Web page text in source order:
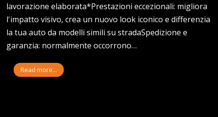
lavorazione elaborata*Prestazioni eccezionali: migliora
l'impatto visivo, crea un nuovo look iconico e differenzia
la tua auto da modelli simili su stradaSpedizione e
garanzia: normalmente occorrono…
Read more...